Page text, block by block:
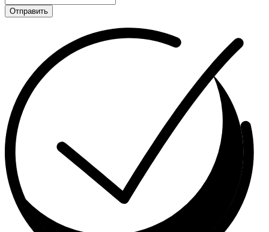
Отправить